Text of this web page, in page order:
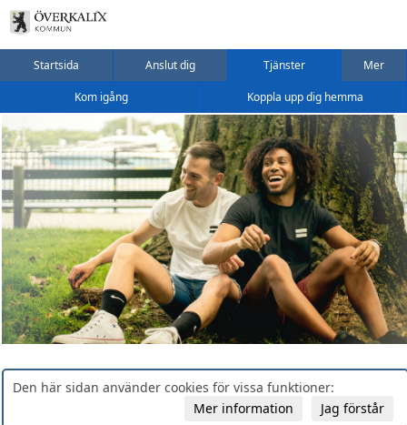
Startsida Anslut dig Tjänster Mer
Kom igång Koppla upp dig hemma
Den här sidan använder cookies för vissa funktioner:
Jag förstår
Mer information